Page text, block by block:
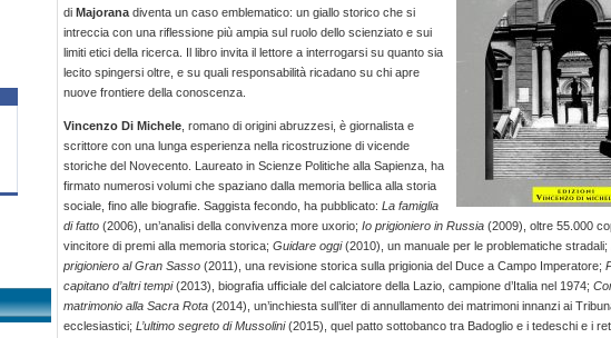
di Majorana diventa un caso emblematico: un giallo storico che si
intreccia con una riflessione più ampia sul ruolo dello scienziato e sui
limiti etici della ricerca. Il libro invita il lettore a interrogarsi su quanto sia
lecito spingersi oltre, e su quali responsabilità ricadano su chi apre
nuove frontiere della conoscenza.
Vincenzo Di Michele , romano di origini abruzzesi, è giornalista e
scrittore con una lunga esperienza nella ricostruzione di vicende
storiche del Novecento. Laureato in Scienze Politiche alla Sapienza, ha
firmato numerosi volumi che spaziano dalla memoria bellica alla storia
sociale, fino alle biografie. Saggista fecondo, ha pubblicato: La famiglia
di fatto (2006), un’analisi della convivenza more uxorio; Io prigioniero in Russia (2009), oltre 55.000
vincitore di premi alla memoria storica; Guidare oggi(2010), un manuale per le problematiche stradali;
prigioniero al Gran Sasso (2011), una revisione storica sulla prigionia del Duce a Campo Imperatore;
capitano d’altri tempi(2013), biografia ufficiale del calciatore della Lazio, campione d’Italia nel 1974;
matrimonio alla Sacra Rota (2014), un’inchiesta sull’iter di annullamento dei matrimoni innanzi ai
ecclesiastici; L’ultimo segreto di Mussolini(2015), quel patto sottobanco tra Badoglio e i tedeschi e i